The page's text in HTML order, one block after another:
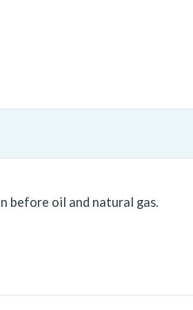
before oil and natural gas.